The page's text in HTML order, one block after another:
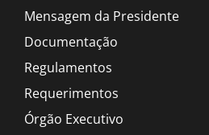
Mensagem da Presidente
Documentação
Regulamentos
Requerimentos
Órgão Executivo